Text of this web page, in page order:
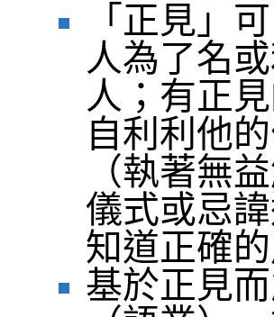
「正見」
人為了名
人；有正
自利利他
（執著無
儀式或忌
知道正確
基於正見